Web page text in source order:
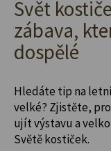
Svět
zábava,
dospělé
Hledáte tip na
velké? Zjistěte,
ujít výstavu a
Světě kostiček.